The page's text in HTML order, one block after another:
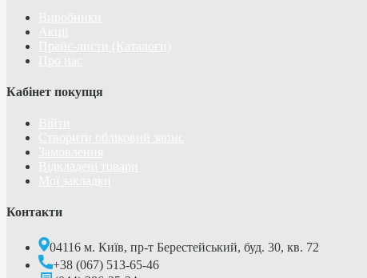
Кабінет покупця
Контакти
04116 м. Київ, пр-т Берестейський, буд. 30, кв. 72
+38 (067) 513-65-46